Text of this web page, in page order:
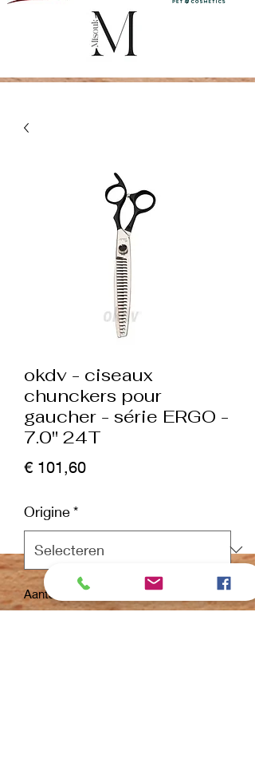
okdv - ciseaux
chunckers pour
gaucher - série ERGO -
7.0" 24T
€ 101,60Prijs
Origine*
Aantal